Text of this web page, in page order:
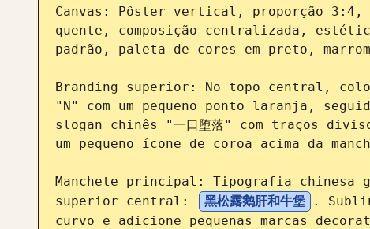
Canvas: Pôster vertical, proporção 3:4,
quente, composição centralizada,
padrão, paleta de cores em preto,
Branding superior: No topo central,
"N" com um pequeno ponto laranja,
slogan chinês "一口堕落" com traços
um pequeno ícone de coroa acima da
Manchete principal: Tipografia chinesa
superior central:
黑松露鹅肝和牛堡
.
curvo e adicione pequenas marcas